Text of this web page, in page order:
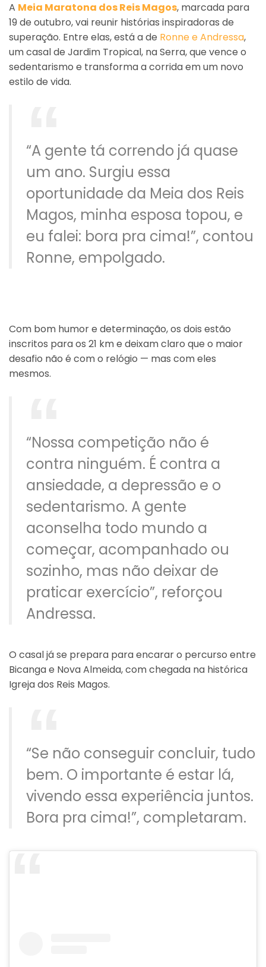
A Meia Maratona dos Reis Magos, marcada para
19 de outubro, vai reunir histórias inspiradoras de
superação. Entre elas, está a de Ronne e Andressa,
um casal de Jardim Tropical, na Serra, que vence o
sedentarismo e transforma a corrida em um novo
estilo de vida.
“A gente tá correndo já quase
um ano. Surgiu essa
oportunidade da Meia dos Reis
Magos, minha esposa topou, e
eu falei: bora pra cima!”, contou
Ronne, empolgado.
Com bom humor e determinação, os dois estão
inscritos para os 21 km e deixam claro que o maior
desafio não é com o relógio — mas com eles
mesmos.
“Nossa competição não é
contra ninguém. É contra a
ansiedade, a depressão e o
sedentarismo. A gente
aconselha todo mundo a
começar, acompanhado ou
sozinho, mas não deixar de
praticar exercício”, reforçou
Andressa.
O casal já se prepara para encarar o percurso entre
Bicanga e Nova Almeida, com chegada na histórica
Igreja dos Reis Magos.
“Se não conseguir concluir, tudo
bem. O importante é estar lá,
vivendo essa experiência juntos.
Bora pra cima!”, completaram.